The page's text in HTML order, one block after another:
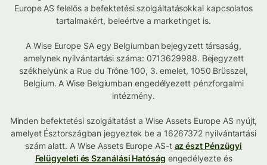
Europe AS felelős a befektetési szolgáltatásokkal kapcsolatos
tartalmakért, beleértve a marketinget is.
A Wise Europe SA egy Belgiumban bejegyzett társaság,
amelynek nyilvántartási száma: 0713629988. Bejegyzett
székhelyünk a Rue du Trône 100, 3. emelet, 1050 Brüsszel,
Belgium. A Wise Belgiumban engedélyezett pénzforgalmi
intézmény.
Minden befektetési szolgáltatást a Wise Assets Europe AS nyújt,
amelyet Észtországban jegyeztek be a 16267372 nyilvántartási
szám alatt. A Wise Assets Europe AS-t az észt Pénzügyi
Felügyeleti és Szanálási Hatóság engedélyezte és